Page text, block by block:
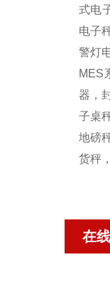
式电
电子
警灯
MES
器，
子桌
地磅
货秤
在